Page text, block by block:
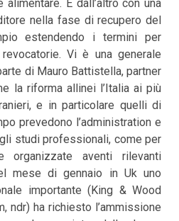
E dall’altro con una
nella fase di recupero del
estendendo i termini per
Vi è una generale
di Mauro Battistella, partner
la riforma allinei l’Italia ai più
e in particolare quelli di
prevedono l’administration e
studi professionali, come per
aventi rilevanti
mese di gennaio in Uk uno
importante (King & Wood
ndr) ha richiesto l’ammissione